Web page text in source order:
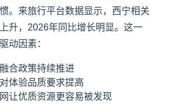
。来旅行平台数据显示，西宁相关
升，2026年同比增长明显。这一
动因素：
合政策持续推进
体验品质要求提高
让优质资源更容易被发现